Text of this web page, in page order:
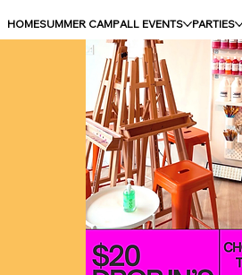
HOMESUMMER CAMPALL EVENTS PARTIES